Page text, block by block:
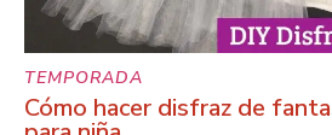
TEMPORADA
Cómo hacer disfraz de